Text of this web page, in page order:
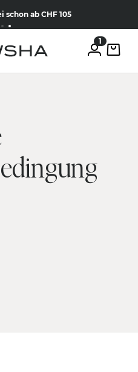
Chrome Collection
Rabatt
anmelden
ab CHF 105
1